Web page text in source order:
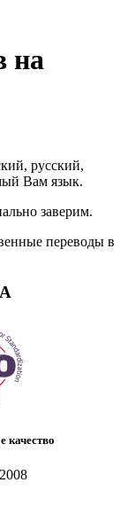
на
русский,
Вам язык.
заверим.
переводы в
качество